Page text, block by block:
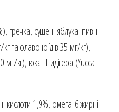
сушені яблука, пивні
та флавоноїдів 35 мг/кг),
мг/кг), юка Шидігера (Yucca
кислоти 1,9%, омега-6 жирні